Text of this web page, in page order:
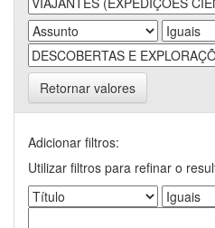
Retornar valores
Adicionar filtros:
Utilizar filtros para refinar o